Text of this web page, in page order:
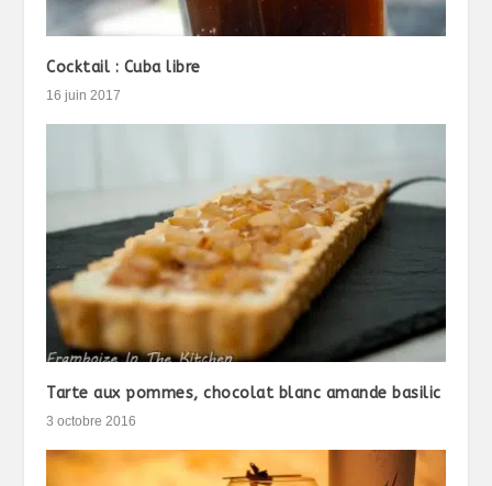
Cocktail : Cuba libre
16 juin 2017
Tarte aux pommes, chocolat blanc amande basilic
3 octobre 2016